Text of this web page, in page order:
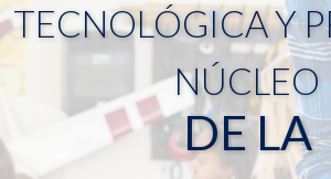
TECNOLÓGICA Y
NÚCLEO
DE LA